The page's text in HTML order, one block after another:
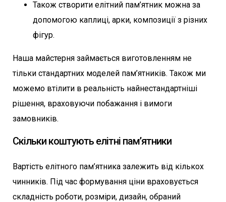
Також створити елітний пам’ятник можна за
допомогою каплиці, арки, композиції з різних
фігур.
Наша майстерня займається виготовленням не
тільки стандартних моделей пам’ятників. Також ми
можемо втілити в реальність найнестандартніші
рішення, враховуючи побажання і вимоги
замовників.
Скільки коштують елітні пам’ятники
Вартість елітного пам’ятника залежить від кількох
чинників. Під час формування ціни враховується
складність роботи, розміри, дизайн, обраний